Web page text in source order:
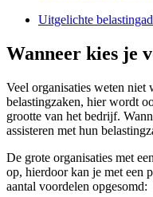
Uitgelichte
Wanneer kies je
Veel organisaties weten
belastingzaken, hier wordt
grootte van het bedrijf.
assisteren met hun
De grote organisaties met
op, hierdoor kan je met een
aantal voordelen opgesomd: